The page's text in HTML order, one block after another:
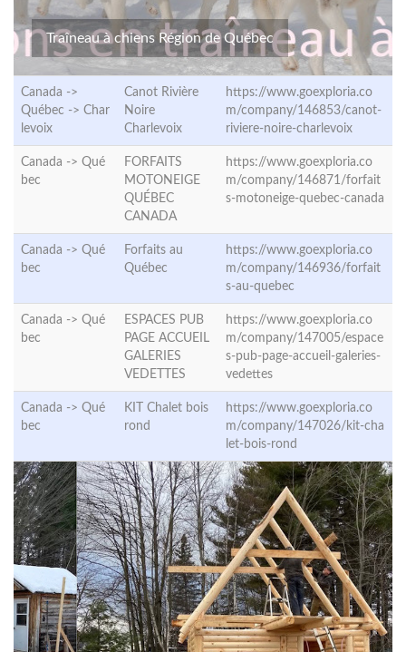
Traîneau à chiens Région de Québec
Canada ->
Québec -> Char
levoix
Canot Rivière
Noire
Charlevoix
https://www.goexploria.co
m/company/146853/canot-
riviere-noire-charlevoix
Canada -> Qué
bec
FORFAITS
MOTONEIGE
QUÉBEC
CANADA
https://www.goexploria.co
m/company/146871/forfait
s-motoneige-quebec-canada
Canada -> Qué
bec
Forfaits au
Québec
https://www.goexploria.co
m/company/146936/forfait
s-au-quebec
Canada -> Qué
bec
ESPACES PUB
PAGE ACCUEIL
GALERIES
VEDETTES
https://www.goexploria.co
m/company/147005/espace
s-pub-page-accueil-galeries-
vedettes
Canada -> Qué
bec
KIT Chalet bois
rond
https://www.goexploria.co
m/company/147026/kit-cha
let-bois-rond